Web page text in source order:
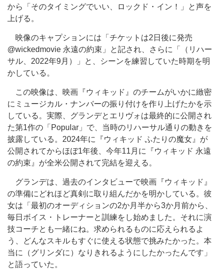
から「そのタイミングでいい、ロックド・イン！」と声を
上げる。
映像のキャプションには「チケットは2日後に発売
@wickedmovie 永遠の約束」と記され、さらに「（リハー
サル、2022年9月）」と、シーンを練習していた時期を明
かしている。
この映像は、映画『ウィキッド』のチームがいかに緻密
にミュージカル・ナンバーの振り付けを作り上げたかを示
している。実際、グランデとエリヴォは最終的に公開され
た第1作の「Popular」で、当時のリハーサル通りの動きを
披露している。2024年に『ウィキッド ふたりの魔女』が
公開されてからほぼ1年後、今年11月に『ウィキッド 永遠
の約束』が全米公開されて完結を迎える。
グランデは、過去のインタビューで映画『ウィキッド』
の準備にどれほど真剣に取り組んだかを明かしている。彼
女は「最初のオーディションの2か月半から3か月前から、
毎日ボイス・トレーナーと訓練をし始めました。それに演
技コーチとも一緒にね。求められるものに応えられるよ
う、どんなスキルもすぐに使える状態で挑みたかった。本
当に（グリンダに）なりきれるようにしたかったんです」
と語っていた。